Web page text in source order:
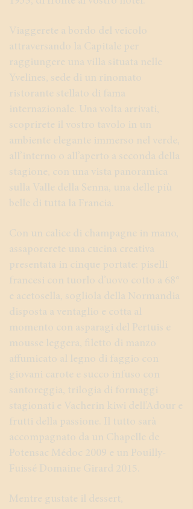
Viaggerete a bordo del veicolo
attraversando la Capitale per
raggiungere una villa situata nelle
Yvelines, sede di un rinomato
ristorante stellato di fama
internazionale. Una volta arrivati,
scoprirete il vostro tavolo in un
ambiente elegante immerso nel verde,
all’interno o all’aperto a seconda della
stagione, con una vista panoramica
sulla Valle della Senna, una delle più
belle di tutta la Francia.
Con un calice di champagne in mano,
assaporerete una cucina creativa
presentata in cinque portate: piselli
francesi con tuorlo d’uovo cotto a 68°
e acetosella, sogliola della Normandia
disposta a ventaglio e cotta al
momento con asparagi del Pertuis e
mousse leggera, filetto di manzo
affumicato al legno di faggio con
giovani carote e succo infuso con
santoreggia, trilogia di formaggi
stagionati e Vacherin kiwi dell’Adour e
frutti della passione. Il tutto sarà
accompagnato da un Chapelle de
Potensac Médoc 2009 e un Pouilly-
Fuissé Domaine Girard 2015.
Mentre gustate il dessert,